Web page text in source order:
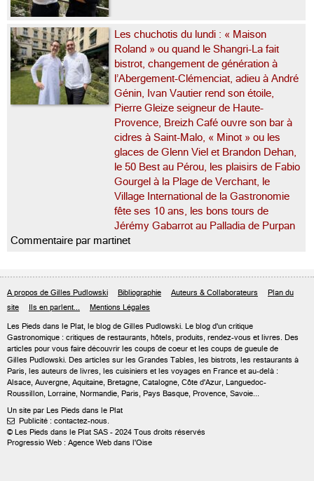
Les chuchotis du lundi : « Maison
Roland » ou quand le Shangri-La fait
bistrot, changement de génération à
l’Abergement-Clémenciat, adieu à André
Génin, Ivan Vautier rend son étoile,
Pierre Gleize seigneur de Haute-
Provence, Breizh Café ouvre son bar à
cidres à Saint-Malo, « Minot » ou les
glaces de Glenn Viel et Brandon Dehan,
le 50 Best au Pérou, les plaisirs de Fabio
Gourgel à la Plage de Verchant, le
Village International de la Gastronomie
fête ses 10 ans, les bons tours de
Jérémy Gabarrot au Palladia de Purpan
Commentaire par martinet
A propos de Gilles Pudlowski Bibliographie Auteurs & Collaborateurs
Plan du
site
Ils en parlent... Mentions Légales
Les Pieds dans le Plat, le blog de Gilles Pudlowski. Le blog d'un critique
Gastronomique : critiques de restaurants, hôtels, produits, rendez-vous et livres. Des
articles pour vous faire découvrir les coups de coeur et les coups de gueule de
Gilles Pudlowski. Des articles sur les Grandes Tables, les bistrots, les restaurants à
Paris, les auteurs de livres, les cuisiniers et les voyages en France et au-delà :
Alsace, Auvergne, Aquitaine, Bretagne, Catalogne, Côte d'Azur, Languedoc-
Roussillon, Lorraine, Normandie, Paris, Pays Basque, Provence, Savoie...
Un site par Les Pieds dans le Plat
 Publicité : contactez-nous.
© Les Pieds dans le Plat SAS - 2024 Tous droits réservés
Progressio Web : Agence Web dans l'Oise